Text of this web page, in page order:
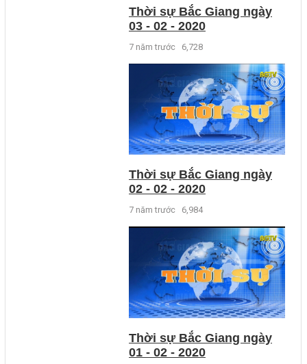
Thời sự Bắc Giang ngày
03 - 02 - 2020
7 năm trước 6,728
Thời sự Bắc Giang ngày
02 - 02 - 2020
7 năm trước 6,984
Thời sự Bắc Giang ngày
01 - 02 - 2020